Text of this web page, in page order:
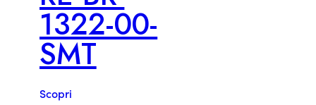
1322-00-
SMT
Scopri